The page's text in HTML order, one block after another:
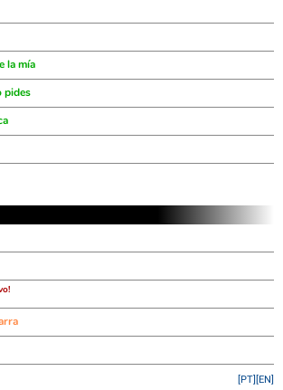
la mía
pides
[EN]
[PT]